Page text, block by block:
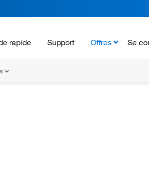
rapide Support Offres Se